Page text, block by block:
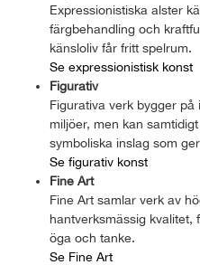
Expressionistiska alster
färgbehandling och
känsloliv får fritt spelrum.
Se expressionistisk konst
Figurativ
Figurativa verk bygger
miljöer, men kan
symboliska inslag som
Se figurativ konst
Fine Art
Fine Art samlar verk av
hantverksmässig kvalitet,
öga och tanke.
Se Fine Art